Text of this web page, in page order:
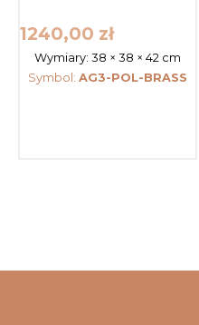
1240,00 zł
Wymiary:38 × 38 × 42 cm
Symbol:AG3-POL-BRASS